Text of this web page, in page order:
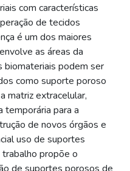
com características
de tecidos
é um dos maiores
as áreas da
biomateriais podem ser
como suporte poroso
matriz extracelular,
temporária para a
de novos órgãos e
uso de suportes
propõe o